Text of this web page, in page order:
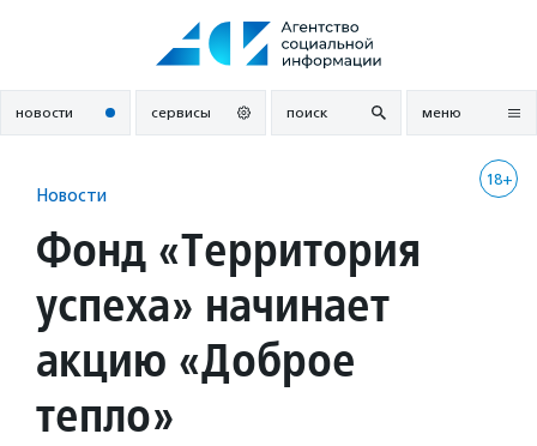
новости сервисы поиск меню
18+
Новости
Фонд «Территория
успеха» начинает
акцию «Доброе
тепло»